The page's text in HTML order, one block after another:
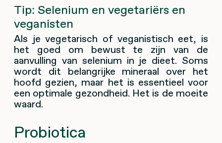
Tip: Selenium en vegetariërs en
veganisten
Als je vegetarisch of veganistisch eet, is
het goed om bewust te zijn van de
aanvulling van selenium in je dieet. Soms
wordt dit belangrijke mineraal over het
hoofd gezien, maar het is essentieel voor
een optimale gezondheid. Het is de moeite
waard.
Probiotica